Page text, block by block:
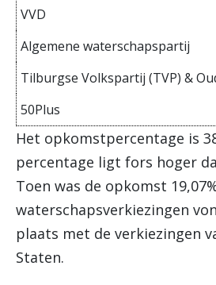
VVD
Algemene waterschapspartij
Tilburgse Volkspartij (TVP) &
50Plus
Het opkomstpercentage is
percentage ligt fors hoger
Toen was de opkomst
waterschapsverkiezingen
plaats met de verkiezingen
Staten.